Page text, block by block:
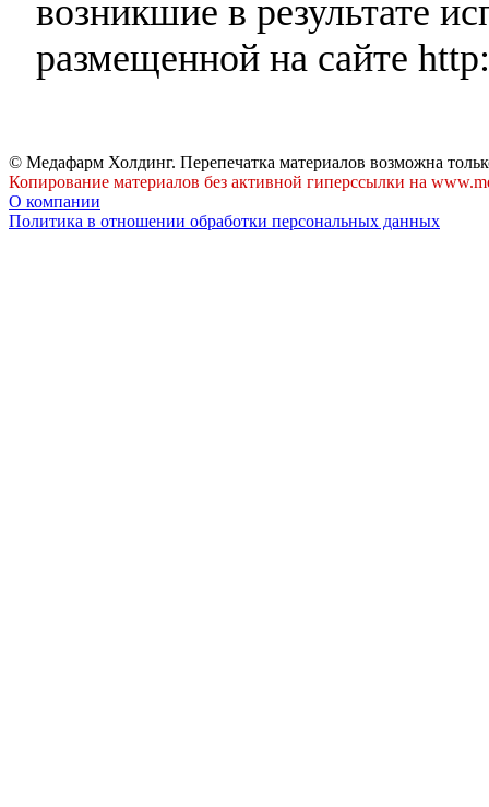
возникшие в результате
размещенной на сайте
© Медафарм Холдинг. Перепечатка материалов возможна
Копирование материалов без активной гиперссылки на
О компании
Политика в отношении обработки персональных данных